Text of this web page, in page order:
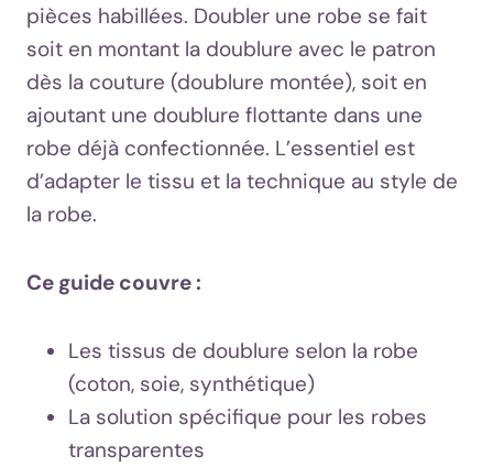
pièces habillées. Doubler une robe se fait
soit en montant la doublure avec le patron
dès la couture (doublure montée), soit en
ajoutant une doublure flottante dans une
robe déjà confectionnée. L’essentiel est
d’adapter le tissu et la technique au style de
la robe.
Ce guide couvre :
Les tissus de doublure selon la robe
(coton, soie, synthétique)
La solution spécifique pour les robes
transparentes